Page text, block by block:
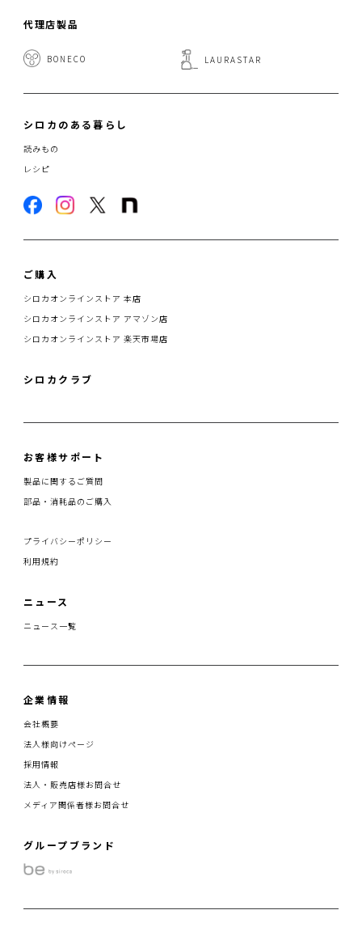
代理店製品
BONECO LAURASTAR
シロカのある暮らし
読みもの
レシピ
ご購入
シロカオンラインストア 本店
シロカオンラインストア アマゾン店
シロカオンラインストア 楽天市場店
シロカクラブ
お客様サポート
製品に関するご質問
部品・消耗品のご購入
プライバシーポリシー
利用規約
ニュース
ニュース一覧
企業情報
会社概要
法人様向けページ
採用情報
法人・販売店様お問合せ
メディア関係者様お問合せ
グループブランド